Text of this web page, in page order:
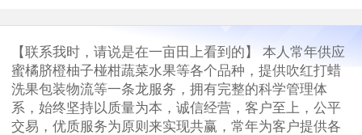
【联系我时，请说是在一亩田上看到的】 本人常年供应
蜜橘脐橙柚子椪柑蔬菜水果等各个品种，提供吹红打蜡
洗果包装物流等一条龙服务，拥有完整的科学管理体
系，始终坚持以质量为本，诚信经营，客户至上，公平
交易，优质服务为原则来实现共赢，常年为客户提供各